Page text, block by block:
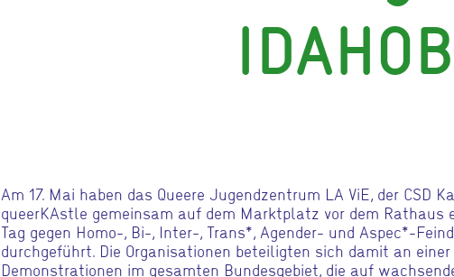
Am 17. Mai haben das Queere Jugendzentrum LA ViE, der CSD
queerKAstle gemeinsam auf dem Marktplatz vor dem
Tag gegen Homo-, Bi-, Inter-, Trans*, Agender- und Aspec*-
durchgeführt. Die Organisationen beteiligten sich damit an
Demonstrationen im gesamten Bundesgebiet, die auf